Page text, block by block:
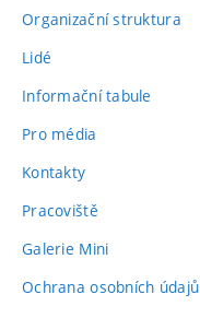
Organizační struktura
Lidé
Informační tabule
Pro média
Kontakty
Pracoviště
Galerie Mini
Ochrana osobních údajů